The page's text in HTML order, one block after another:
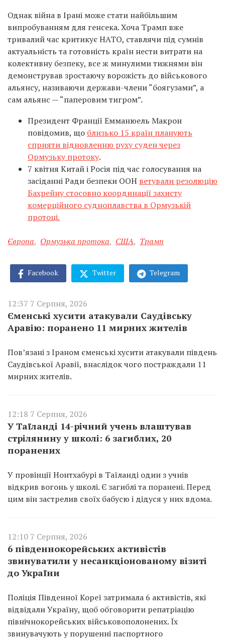
Однак війна в Ірані може стати найбільшим
випробуванням для генсека. Хоча Трамп вже
тривалий час критикує НАТО, ставлячи під сумнів
актуальність та готовність країн нести витрати на
колективну безпеку, все ж минулими тижнями він
демонстрував зростаючу ворожість до військового
альянсу, називаючи держави-члени “боягузами”, а
сам альянс — “паперовим тигром”.
Президент Франції Емманюель Макрон
повідомив, що близько 15 країн планують
сприяти відновленню руху суден через
Ормузьку протоку.
7 квітня Китай і Росія під час голосування на
засіданні Ради безпеки ООН ветували резолюцію
Бахрейну стосовно координації захисту
комерційного судноплавства в Ормузькій
протоці.
Європа, Ормузька протока, США, Трамп
Facebook Twitter Telegram
12:37 7 Серпня, 2026
Єменські хусити атакували Саудівську
Аравію: поранено 11 мирних жителів
Пов’язані з Іраном єменські хусити атакували південь
Саудівської Аравії, внаслідок чого постраждали 11
мирних жителів.
12:18 7 Серпня, 2026
У Таїланді 14-річний учень влаштував
стрілянину у школі: 6 загиблих, 20
поранених
У провінції Нонтхабурі в Таїланді один з учнів
відкрив вогонь у школі. Є загиблі та поранені. Перед
цим він застрелив своїх бабусю і дідуся у них вдома.
12:10 7 Серпня, 2026
6 південнокорейських активістів
звинуватили у несанкціонованому візиті
до України
Поліція Південної Кореї затримала 6 активістів, які
відвідали Україну, щоб обговорити репатріацію
північнокорейських військовополонених. Їх
звинувачують у порушенні паспортного